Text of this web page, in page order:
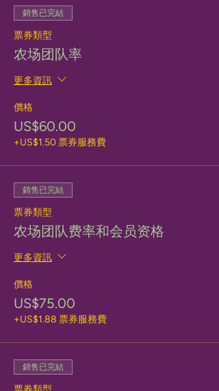
銷售已完結
票券類型
农场团队率
更多資訊
價格
US$60.00
+US$1.50 票券服務費
銷售已完結
票券類型
农场团队费率和会员资格
更多資訊
價格
US$75.00
+US$1.88 票券服務費
銷售已完結